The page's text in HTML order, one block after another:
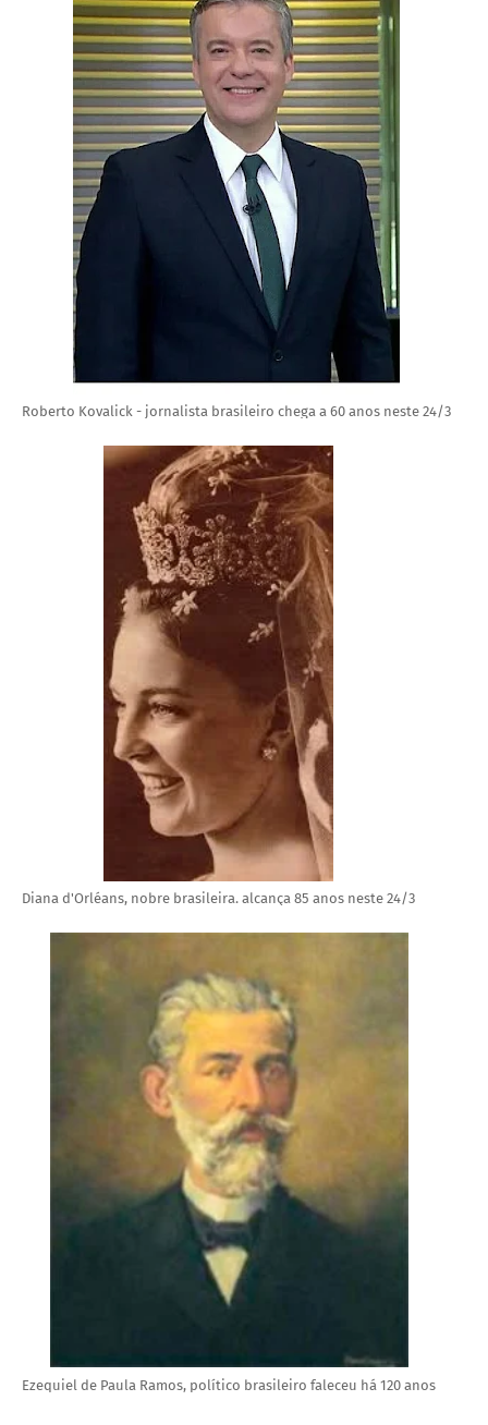
Roberto Kovalick - jornalista brasileiro chega a 60 anos neste 24/3
Diana d'Orléans, nobre brasileira. alcança 85 anos neste 24/3
Ezequiel de Paula Ramos, político brasileiro faleceu há 120 anos